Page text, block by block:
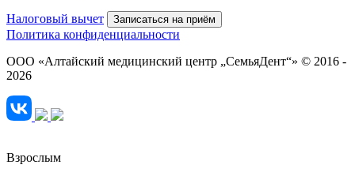
Налоговый вычет Записаться на приём
Политика конфиденциальности
ООО «Алтайский медицинский центр „СемьяДент“» © 2016 -
2026
Взрослым